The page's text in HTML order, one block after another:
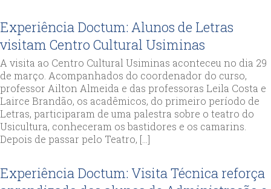
Experiência Doctum: Alunos de Letras
visitam Centro Cultural Usiminas
A visita ao Centro Cultural Usiminas aconteceu no dia 29
de março. Acompanhados do coordenador do curso,
professor Ailton Almeida e das professoras Leila Costa e
Lairce Brandão, os acadêmicos, do primeiro período de
Letras, participaram de uma palestra sobre o teatro do
Usicultura, conheceram os bastidores e os camarins.
Depois de passar pelo Teatro, […]
Experiência Doctum: Visita Técnica reforça